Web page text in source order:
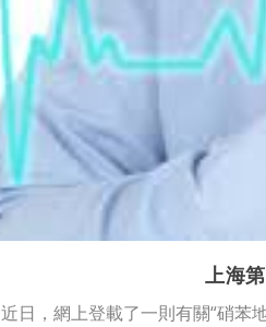
上海
近日，網上登載了一則有關“硝苯